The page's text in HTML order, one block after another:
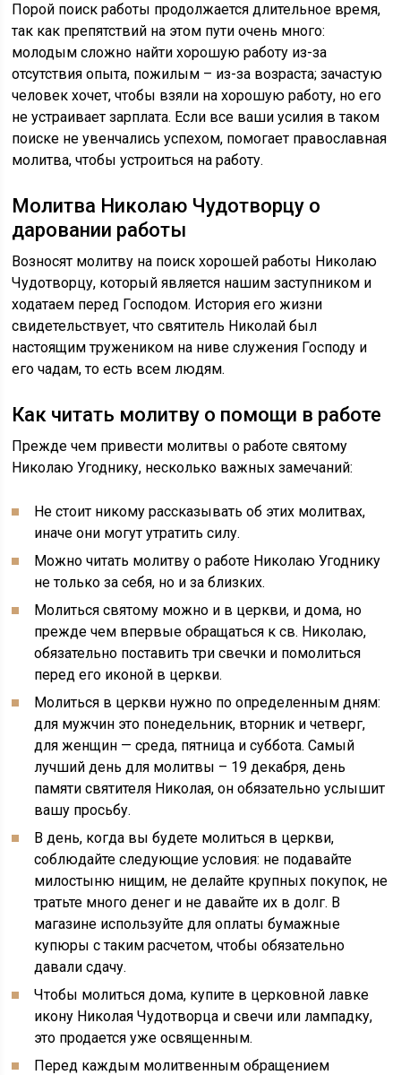
Порой поиск работы продолжается длительное время,
так как препятствий на этом пути очень много:
молодым сложно найти хорошую работу из-за
отсутствия опыта, пожилым – из-за возраста; зачастую
человек хочет, чтобы взяли на хорошую работу, но его
не устраивает зарплата. Если все ваши усилия в таком
поиске не увенчались успехом, помогает православная
молитва, чтобы устроиться на работу.
Молитва Николаю Чудотворцу о
даровании работы
Возносят молитву на поиск хорошей работы Николаю
Чудотворцу, который является нашим заступником и
ходатаем перед Господом. История его жизни
свидетельствует, что святитель Николай был
настоящим тружеником на ниве служения Господу и
его чадам, то есть всем людям.
Как читать молитву о помощи в работе
Прежде чем привести молитвы о работе святому
Николаю Угоднику, несколько важных замечаний:
Не стоит никому рассказывать об этих молитвах,
иначе они могут утратить силу.
Можно читать молитву о работе Николаю Угоднику
не только за себя, но и за близких.
Молиться святому можно и в церкви, и дома, но
прежде чем впервые обращаться к св. Николаю,
обязательно поставить три свечки и помолиться
перед его иконой в церкви.
Молиться в церкви нужно по определенным дням:
для мужчин это понедельник, вторник и четверг,
для женщин — среда, пятница и суббота. Самый
лучший день для молитвы – 19 декабря, день
памяти святителя Николая, он обязательно услышит
вашу просьбу.
В день, когда вы будете молиться в церкви,
соблюдайте следующие условия: не подавайте
милостыню нищим, не делайте крупных покупок, не
тратьте много денег и не давайте их в долг. В
магазине используйте для оплаты бумажные
купюры с таким расчетом, чтобы обязательно
давали сдачу.
Чтобы молиться дома, купите в церковной лавке
икону Николая Чудотворца и свечи или лампадку,
это продается уже освященным.
Перед каждым молитвенным обращением